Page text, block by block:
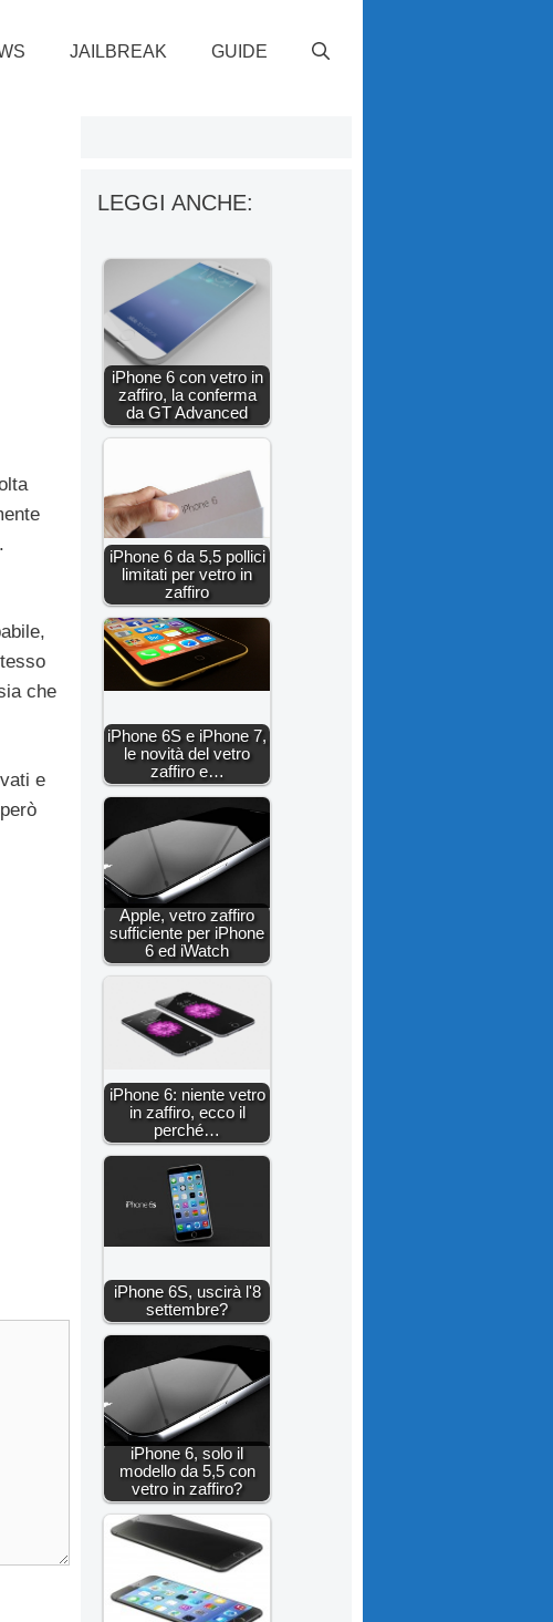
JAILBREAK GUIDE
che
e
LEGGI ANCHE:
iPhone 6 con vetro in
zaffiro, la conferma
da GT Advanced
iPhone 6 da 5,5 pollici
limitati per vetro in
zaffiro
iPhone 6S e iPhone 7,
le novità del vetro
zaffiro e…
Apple, vetro zaffiro
sufficiente per iPhone
6 ed iWatch
iPhone 6: niente vetro
in zaffiro, ecco il
perché…
iPhone 6S, uscirà l'8
settembre?
iPhone 6, solo il
modello da 5,5 con
vetro in zaffiro?